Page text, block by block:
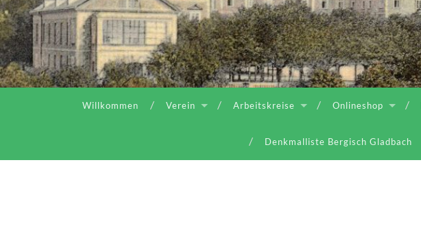
Willkommen Verein Arbeitskreise Onlineshop
Denkmalliste Bergisch Gladbach